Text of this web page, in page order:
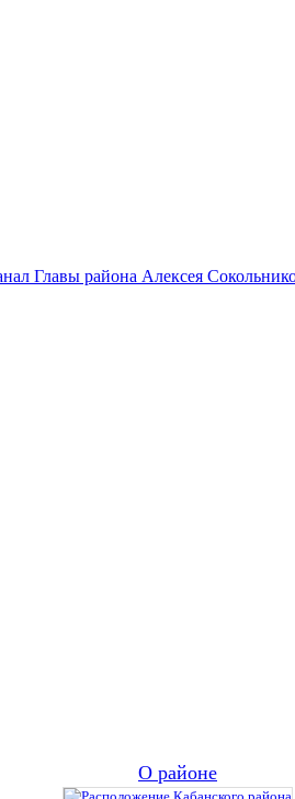
Главы района Алексея
О районе